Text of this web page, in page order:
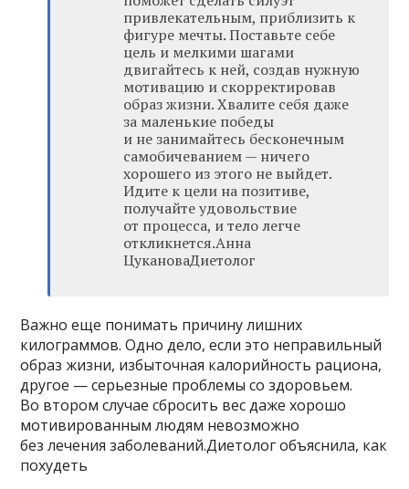
привлекательным, приблизить к
фигуре мечты. Поставьте себе
цель и мелкими шагами
двигайтесь к ней, создав нужную
мотивацию и скорректировав
образ жизни. Хвалите себя даже
за маленькие победы
и не занимайтесь бесконечным
самобичеванием — ничего
хорошего из этого не выйдет.
Идите к цели на позитиве,
получайте удовольствие
от процесса, и тело легче
откликнется.Анна
ЦукановаДиетолог
Важно еще понимать причину лишних
килограммов. Одно дело, если это неправильный
образ жизни, избыточная калорийность рациона,
другое — серьезные проблемы со здоровьем.
Во втором случае сбросить вес даже хорошо
мотивированным людям невозможно
без лечения заболеваний.Диетолог объяснила, как
похудеть